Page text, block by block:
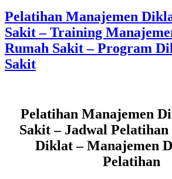
Pelatihan Manajemen
Sakit – Training
Rumah Sakit – Program
Sakit
Pelatihan Manajemen
Sakit – Jadwal
Diklat – Manajemen
Pelatihan